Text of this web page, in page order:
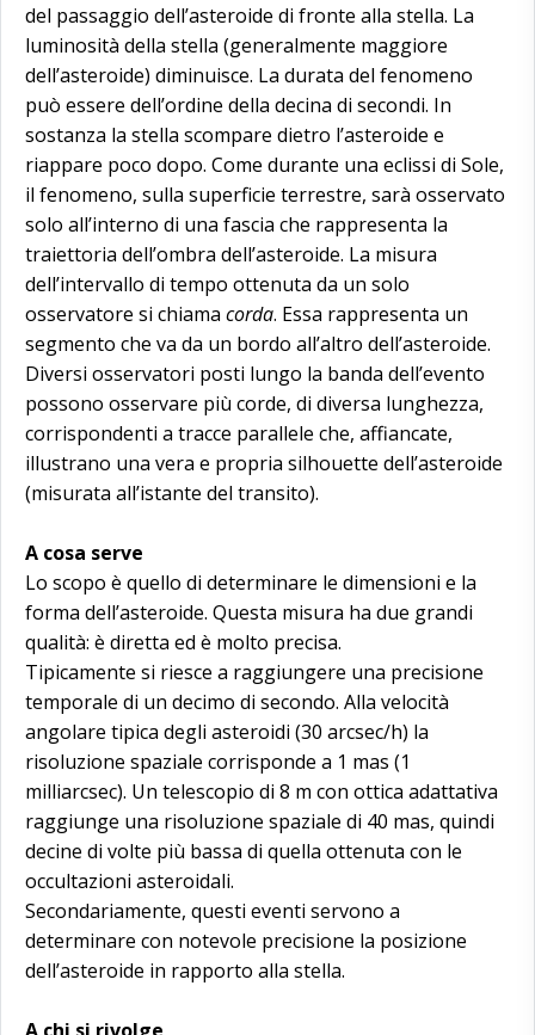
del passaggio dell’asteroide di fronte alla stella. La
luminosità della stella (generalmente maggiore
dell’asteroide) diminuisce. La durata del fenomeno
può essere dell’ordine della decina di secondi. In
sostanza la stella scompare dietro l’asteroide e
riappare poco dopo. Come durante una eclissi di Sole,
il fenomeno, sulla superficie terrestre, sarà osservato
solo all’interno di una fascia che rappresenta la
traiettoria dell’ombra dell’asteroide. La misura
dell’intervallo di tempo ottenuta da un solo
osservatore si chiama corda. Essa rappresenta un
segmento che va da un bordo all’altro dell’asteroide.
Diversi osservatori posti lungo la banda dell’evento
possono osservare più corde, di diversa lunghezza,
corrispondenti a tracce parallele che, affiancate,
illustrano una vera e propria silhouette dell’asteroide
(misurata all’istante del transito).
A cosa serve
Lo scopo è quello di determinare le dimensioni e la
forma dell’asteroide. Questa misura ha due grandi
qualità: è diretta ed è molto precisa.
Tipicamente si riesce a raggiungere una precisione
temporale di un decimo di secondo. Alla velocità
angolare tipica degli asteroidi (30 arcsec/h) la
risoluzione spaziale corrisponde a 1 mas (1
milliarcsec). Un telescopio di 8 m con ottica adattativa
raggiunge una risoluzione spaziale di 40 mas, quindi
decine di volte più bassa di quella ottenuta con le
occultazioni asteroidali.
Secondariamente, questi eventi servono a
determinare con notevole precisione la posizione
dell’asteroide in rapporto alla stella.
A chi si rivolge